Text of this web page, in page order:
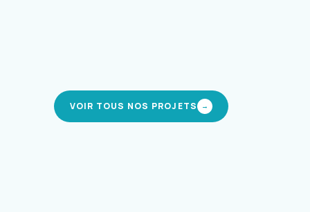
VOIR TOUS NOS PROJETS →